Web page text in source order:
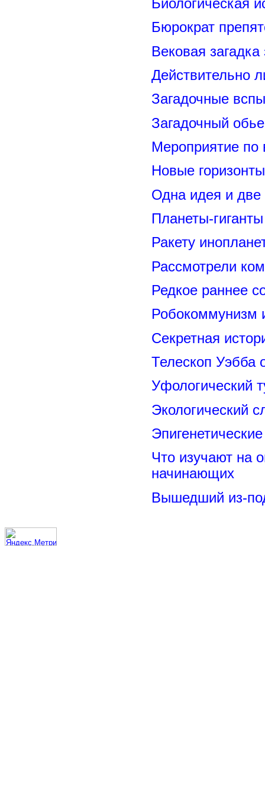
Биологическая
Бюрократ
Вековая
Действительно
Загадочные
Загадочный
Мероприятие
Новые
Одна идея и две
Планеты-
Ракету
Рассмотрели
Редкое раннее
Секретная
Телескоп Уэбба
Уфологический
Экологический
Что изучают на
начинающих
Вышедший из-